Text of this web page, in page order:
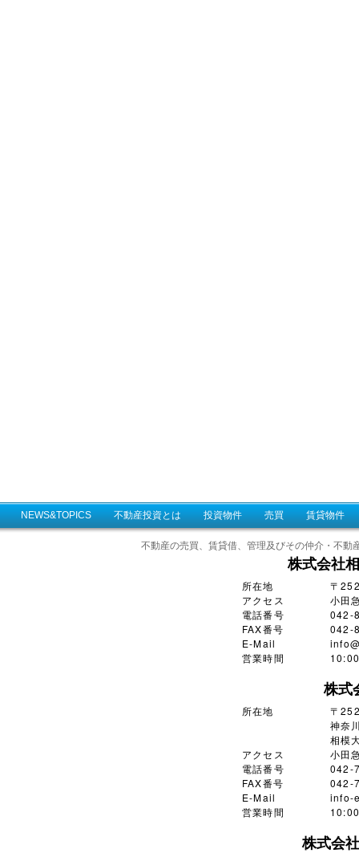
NEWS&TOPICS 不動産投資とは 投資物件 売買 賃貸物件
不動産の売買、賃貸借、管理及びその仲介・不
株式会社
所在地
〒
アクセス
小田
電話番号
042-
FAX番号
042-
E-Mail
営業時間
株式
所在地
〒
神奈
相模
アクセス
小田
電話番号
042-
FAX番号
042-
E-Mail
info-
営業時間
株式会